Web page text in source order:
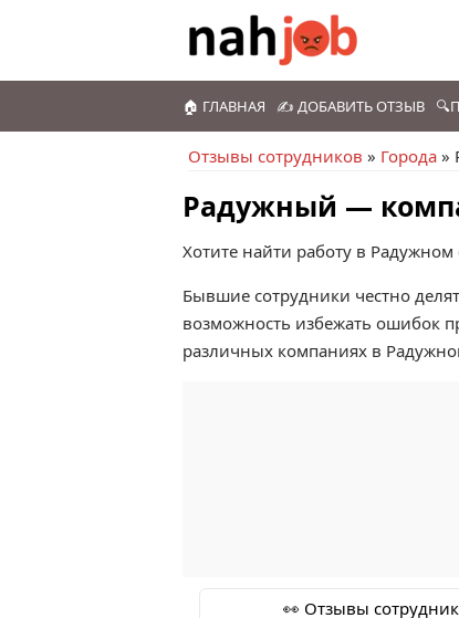
🏠 ГЛАВНАЯ ✍️ ДОБАВИТЬ ОТЗЫВ
Отзывы сотрудников » Города »
Радужный —
Хотите найти работу в
Бывшие сотрудники честно
возможность избежать ошибок
различных компаниях в
👀 Отзывы